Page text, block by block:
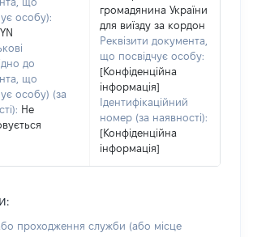
особу):
до
що
особу) (за
Не
громадянина України
для виїзду за кордон
Реквізити документа,
що посвідчує особу:
[Конфіденційна
інформація]
Ідентифікаційний
номер (за наявності):
[Конфіденційна
інформація]
проходження служби (або місце